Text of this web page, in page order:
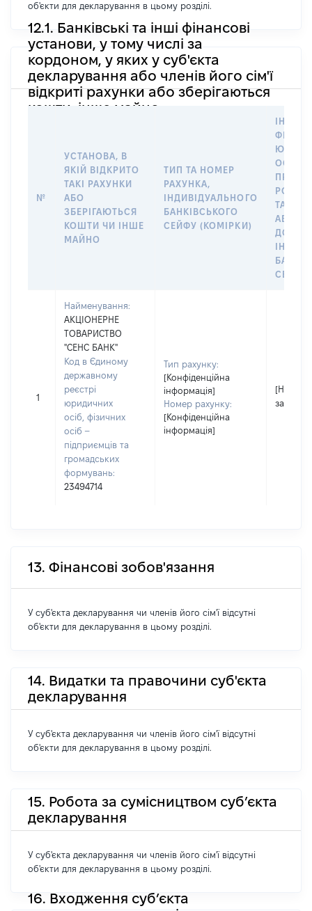
об'єкти для декларування в цьому розділі.
12.1. Банківські та інші фінансові
установи, у тому числі за
кордоном, у яких у суб'єкта
декларування або членів його сім'ї
відкриті рахунки або зберігаються
кошти, інше майно
№
УСТАНОВА, В
ЯКІЙ ВІДКРИТО
ТАКІ РАХУНКИ
АБО
ЗБЕРІГАЮТЬСЯ
КОШТИ ЧИ ІНШЕ
МАЙНО
ТИП ТА НОМЕР
РАХУНКА,
ІНДИВІДУАЛЬНОГО
БАНКІВСЬКОГО
СЕЙФУ (КОМІРКИ)
ПРАВО
ТАКИМ
АБО
ДО
СЕЙФУ
1
Найменування:
АКЦІОНЕРНЕ
ТОВАРИСТВО
"СЕНС БАНК"
Код в Єдиному
державному
реєстрі
юридичних
осіб, фізичних
осіб –
підприємців та
громадських
формувань:
23494714
Тип рахунку:
[Конфіденційна
інформація]
Номер рахунку:
[Конфіденційна
інформація]
[Не
13. Фінансові зобов'язання
У суб'єкта декларування чи членів його сім'ї відсутні
об'єкти для декларування в цьому розділі.
14. Видатки та правочини суб'єкта
декларування
У суб'єкта декларування чи членів його сім'ї відсутні
об'єкти для декларування в цьому розділі.
15. Робота за сумісництвом суб’єкта
декларування
У суб'єкта декларування чи членів його сім'ї відсутні
об'єкти для декларування в цьому розділі.
16. Входження суб’єкта